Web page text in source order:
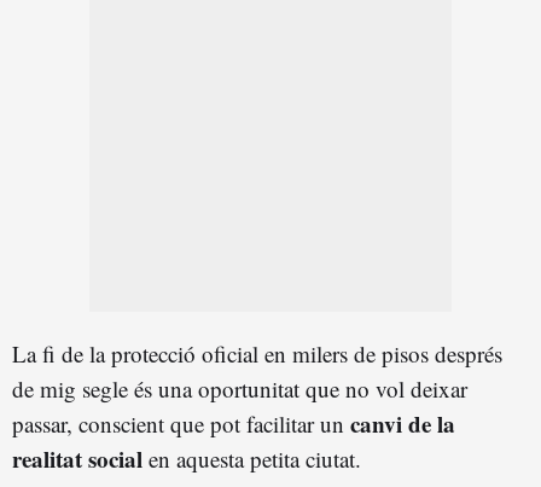
La fi de la protecció oficial en milers de pisos després
de mig segle és una oportunitat que no vol deixar
passar, conscient que pot facilitar un canvi de la
realitat social en aquesta petita ciutat.